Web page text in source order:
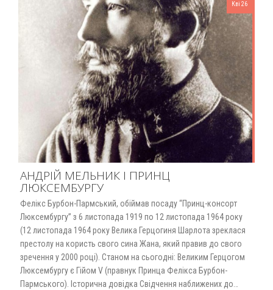
Кві 26
АНДРІЙ МЕЛЬНИК І ПРИНЦ
ЛЮКСЕМБУРГУ
Фелікс Бурбон-Пармський, обіймав посаду “Принц-консорт
Люксембургу” з 6 листопада 1919 по 12 листопада 1964 року
(12 листопада 1964 року Велика Герцогиня Шарлота зреклася
престолу на користь свого сина Жана, який правив до свого
зречення у 2000 році). Станом на сьогодні: Великим Герцогом
Люксембургу є Гійом V (правнук Принца Фелікса Бурбон-
Пармського). Історична довідка Свідчення наближених до…